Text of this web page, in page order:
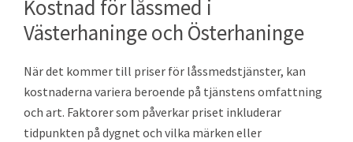
Kostnad för låssmed i
Västerhaninge och Österhaninge
När det kommer till priser för låssmedstjänster, kan
kostnaderna variera beroende på tjänstens omfattning
och art. Faktorer som påverkar priset inkluderar
tidpunkten på dygnet och vilka märken eller